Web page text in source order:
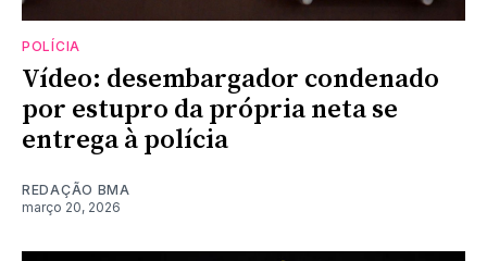
POLÍCIA
Vídeo: desembargador condenado
por estupro da própria neta se
entrega à polícia
REDAÇÃO BMA
março 20, 2026